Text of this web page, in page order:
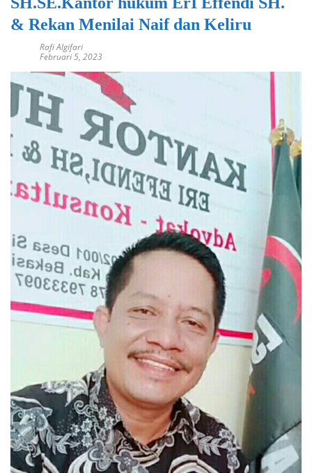
& Rekan Menilai Naif dan Keliru
Rafi Algifari
Februari 5, 2023